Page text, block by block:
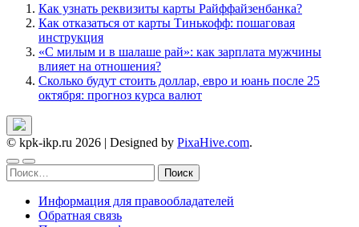
Как узнать реквизиты карты Райффайзенбанка?
Как отказаться от карты Тинькофф: пошаговая
инструкция
«С милым и в шалаше рай»: как зарплата мужчины
влияет на отношения?
Сколько будут стоить доллар, евро и юань после 25
октября: прогноз курса валют
© kpk-ikp.ru 2026 | Designed by PixaHive.com.
Найти:
Информация для правообладателей
Обратная связь